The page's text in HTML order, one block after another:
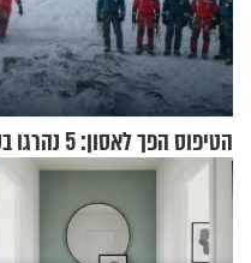
הטיפוס הפך לאסון: 5 נהרגו בסופת שלגים קטלנית באלברוס